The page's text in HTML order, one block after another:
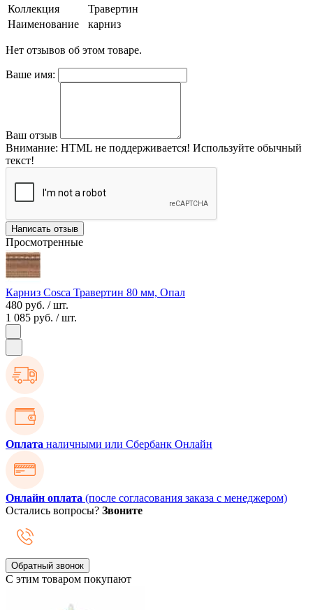
Коллекция
Травертин
Наименование
карниз
Нет отзывов об этом товаре.
Ваше имя:
Ваш отзыв
Внимание: HTML не поддерживается! Используйте обычный
текст!
Написать отзыв
Просмотренные
Карниз Cosca Травертин 80 мм, Опал
480 руб. / шт.
1 085 руб. / шт.
Оплата наличными или Сбербанк Онлайн
Онлайн оплата (после согласования заказа с менеджером)
Остались вопросы? Звоните
Обратный звонок
С этим товаром покупают